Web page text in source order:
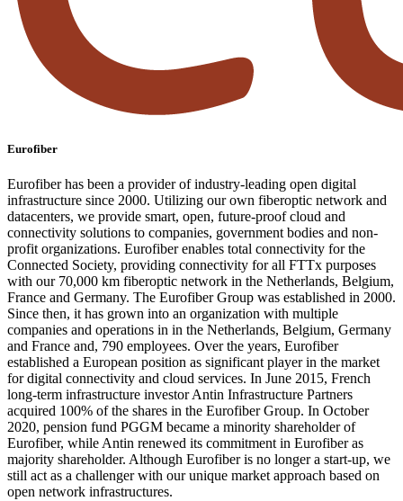
Eurofiber
Eurofiber has been a provider of industry-leading open digital
infrastructure since 2000. Utilizing our own fiberoptic network and
datacenters, we provide smart, open, future-proof cloud and
connectivity solutions to companies, government bodies and non-
profit organizations. Eurofiber enables total connectivity for the
Connected Society, providing connectivity for all FTTx purposes
with our 70,000 km fiberoptic network in the Netherlands, Belgium,
France and Germany. The Eurofiber Group was established in 2000.
Since then, it has grown into an organization with multiple
companies and operations in in the Netherlands, Belgium, Germany
and France and, 790 employees. Over the years, Eurofiber
established a European position as significant player in the market
for digital connectivity and cloud services. In June 2015, French
long-term infrastructure investor Antin Infrastructure Partners
acquired 100% of the shares in the Eurofiber Group. In October
2020, pension fund PGGM became a minority shareholder of
Eurofiber, while Antin renewed its commitment in Eurofiber as
majority shareholder. Although Eurofiber is no longer a start-up, we
still act as a challenger with our unique market approach based on
open network infrastructures.